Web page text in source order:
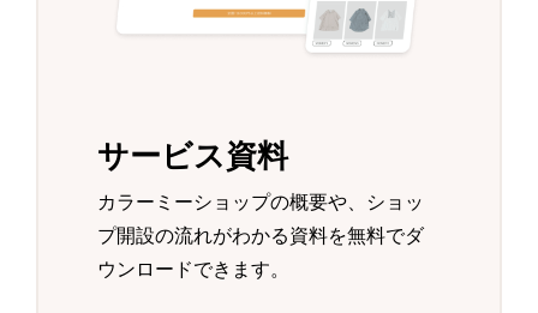
サービス資料
カラーミーショップの概要や、ショッ
プ開設の流れがわかる資料を無料でダ
ウンロードできます。